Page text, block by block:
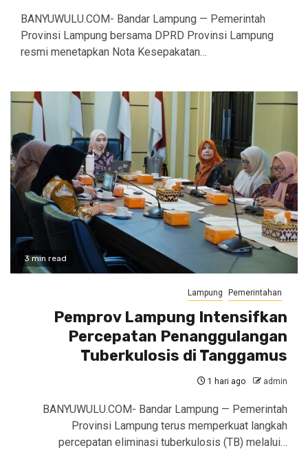
BANYUWULU.COM- Bandar Lampung — Pemerintah
Provinsi Lampung bersama DPRD Provinsi Lampung
resmi menetapkan Nota Kesepakatan…
3 min read
Lampung Pemerintahan
Pemprov Lampung Intensifkan
Percepatan Penanggulangan
Tuberkulosis di Tanggamus
1 hari ago admin
BANYUWULU.COM- Bandar Lampung — Pemerintah
Provinsi Lampung terus memperkuat langkah
percepatan eliminasi tuberkulosis (TB) melalui…